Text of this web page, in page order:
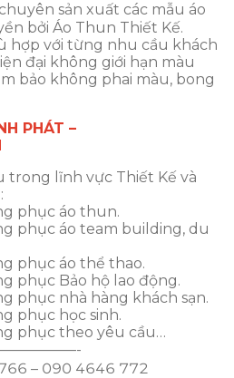
chuyên sản xuất các mẫu áo
bởi Áo Thun Thiết Kế.
hợp với từng nhu cầu khách
đại không giới hạn màu
bảo không phai màu, bong
PHÁT –
trong lĩnh vực Thiết Kế và
phục áo thun.
phục áo team building, du
phục áo thể thao.
phục Bảo hộ lao động.
phục nhà hàng khách sạn.
phục học sinh.
phục theo yêu cầu…
– 090 4646 772